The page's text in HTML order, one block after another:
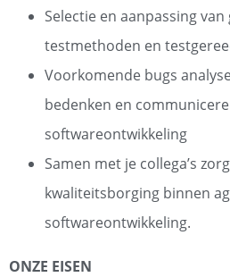
Selectie en aanpassing van
testmethoden en
Voorkomende bugs
bedenken en
softwareontwikkeling
Samen met je collega’s
kwaliteitsborging binnen
softwareontwikkeling.
ONZE EISEN